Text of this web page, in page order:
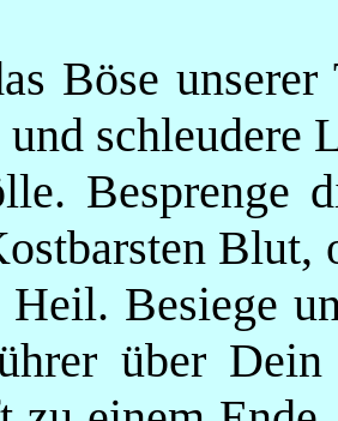
Böse
schleudere
Besprenge
Blut,
Heil. Besiege
über